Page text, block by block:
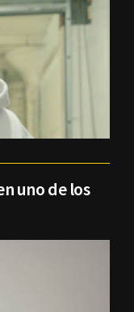
uno de los